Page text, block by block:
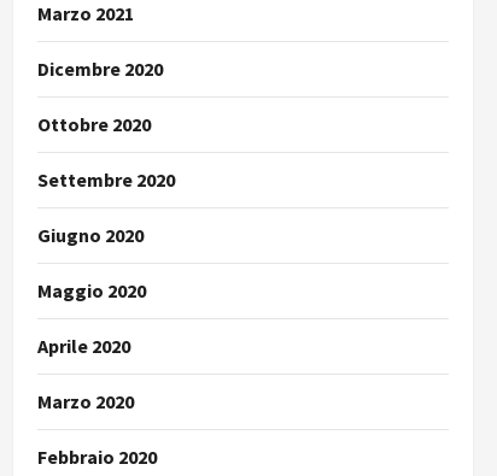
Marzo 2021
Dicembre 2020
Ottobre 2020
Settembre 2020
Giugno 2020
Maggio 2020
Aprile 2020
Marzo 2020
Febbraio 2020